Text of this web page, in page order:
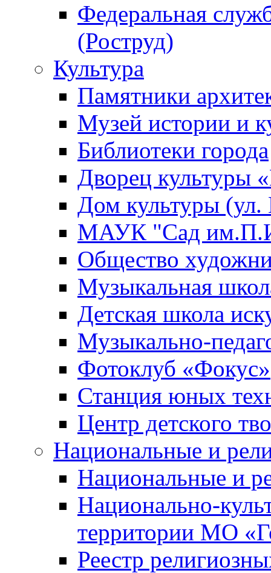
Федеральная
(Роструд)
Культура
Памятники
Музей истории и
Библиотеки города
Дворец культуры
Дом культуры (ул.
МАУК "Сад
Общество
Музыкальная
Детская школа
Музыкально-
Фотоклуб «Фокус»
Станция юных
Центр детского
Национальные и
Национальные и
Национально-
территории МО
Реестр